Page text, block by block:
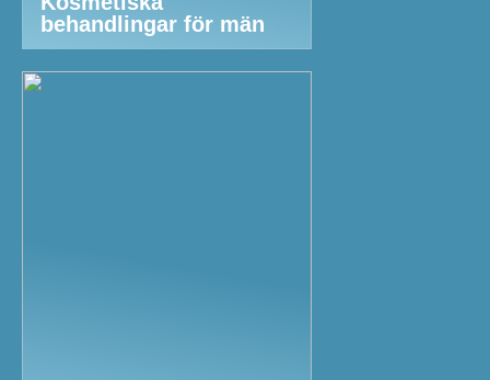
behandlingar för män